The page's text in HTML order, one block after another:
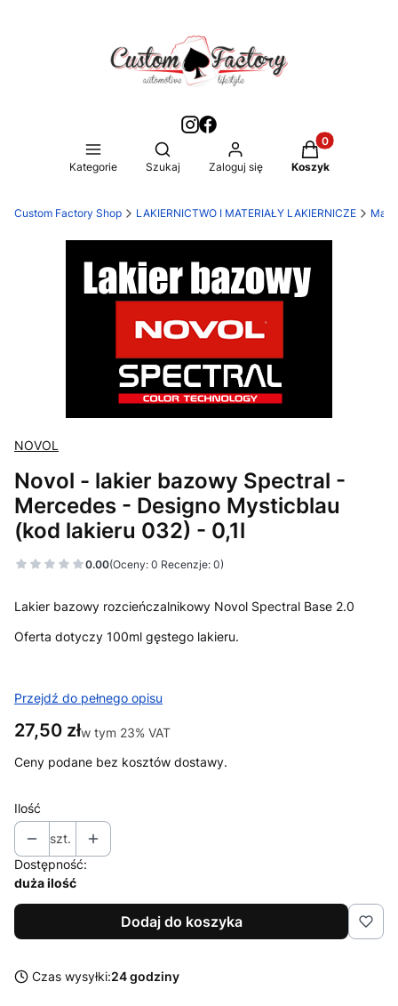
Kategorie
Otwórz wyszukiwarkę
Szukaj Zaloguj się
Produkty w
Koszyk
Custom Factory Shop LAKIERNICTWO I MATERIAŁY LAKIERNICZE
NOVOL
Novol - lakier bazowy Spectral -
Mercedes - Designo Mysticblau
(kod lakieru 032) - 0,1l
0.00(Oceny: 0 Recenzje: 0)
Lakier bazowy rozcieńczalnikowy Novol Spectral Base 2.0
Oferta dotyczy 100ml gęstego lakieru.
Przejdź do pełnego opisu
Cena
27,50 złw tym 23% VAT
w tym 23% VAT
Ceny podane bez kosztów dostawy.
Ilość
szt.
Dostępność:
duża ilość
Dodaj do koszyka
Czas wysyłki:24 godziny